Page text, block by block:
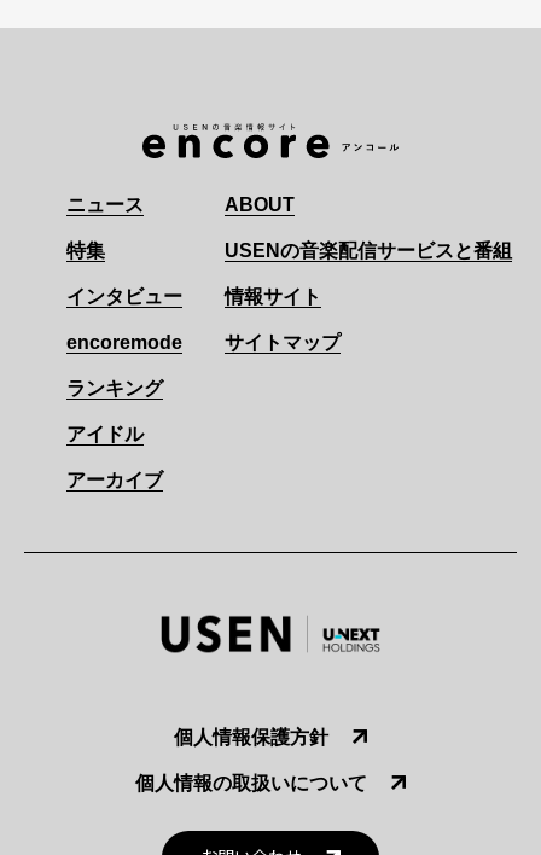
ニュース
特集
インタビュー
encoremode
ランキング
アイドル
アーカイブ
ABOUT
USENの音楽配信サービスと番組
情報サイト
サイトマップ
個人情報保護方針
個人情報の取扱いについて